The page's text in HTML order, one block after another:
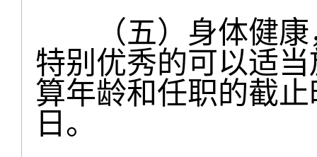
（五）身体健康
特别优秀的可以适
算年龄和任职的截
日。